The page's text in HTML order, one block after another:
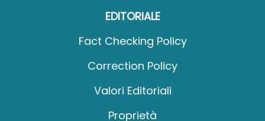
EDITORIALE
Fact Checking Policy
Correction Policy
Valori Editoriali
Proprietà